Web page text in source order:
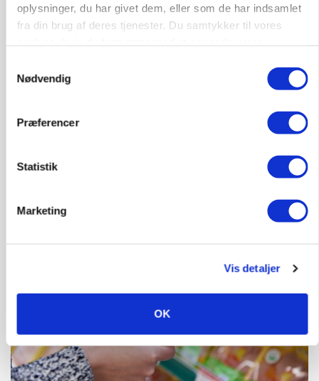
oplysninger, du har givet dem, eller som de har indsamlet
fra din brug af deres tjenester. Du samtykker til vores
Nødvendig
Præferencer
Statistik
Marketing
Vis detaljer
OK
HØST-TOUR
PLANTER
18 montører står klar i høsten: Sådan holder PN